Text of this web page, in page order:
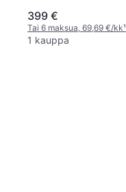
399 €
Tai 6 maksua, 69,69 €/kk¹
1 kauppa